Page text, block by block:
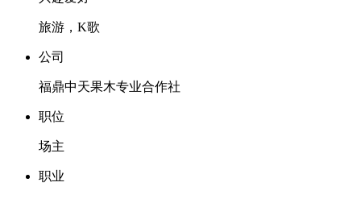
旅游，K歌
公司
福鼎中天果木专业合作社
职位
场主
职业